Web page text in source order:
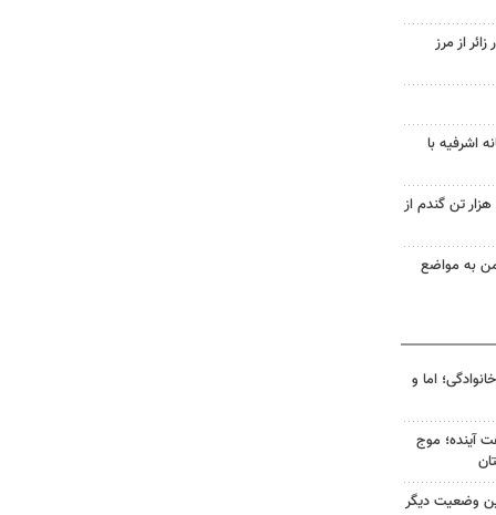
و ۴۰۰ هزار زائر از مرز
اشرفیه با
اینفوگرافیک؛ خرید بیش از ۲۰۷ هزار تن گندم از
به مواضع
اما و
کشور در ۷۲ ساعت آینده؛ موج
وضعیت دیگر